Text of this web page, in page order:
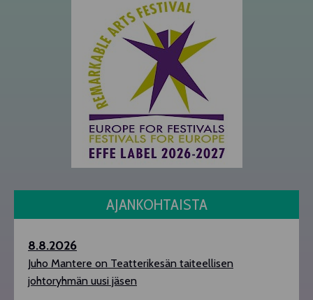
AJANKOHTAISTA
8.8.2026
Juho Mantere on Teatterikesän taiteellisen
johtoryhmän uusi jäsen